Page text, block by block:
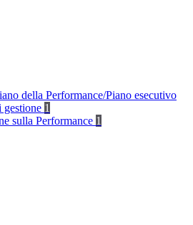
della Performance/Piano esecutivo
gestione 1
sulla Performance 1